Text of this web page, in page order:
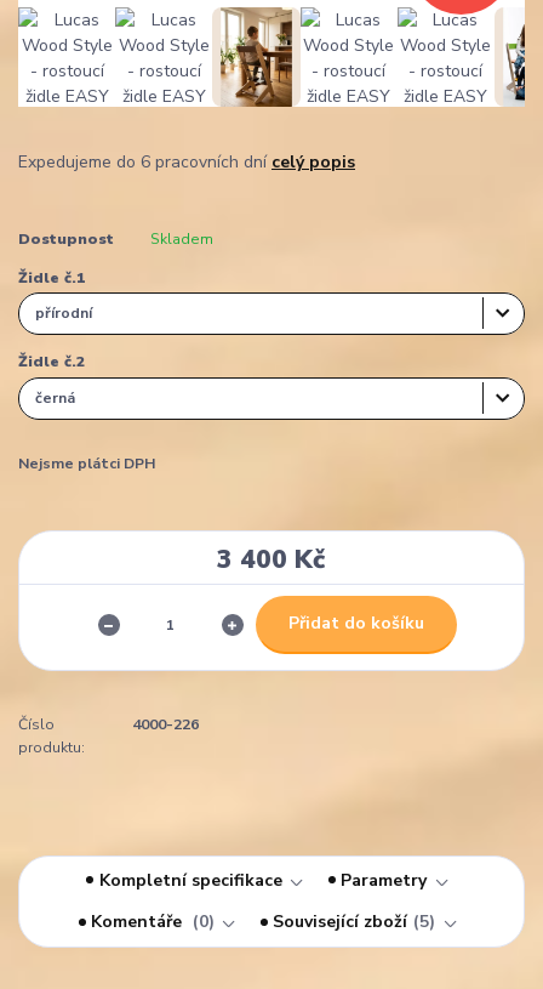
Expedujeme do 6 pracovních dní celý popis
Dostupnost Skladem
Židle č.1
Židle č.2
Nejsme plátci DPH
3 400 Kč
Přidat do košíku
Číslo
produktu:
4000-226
Kompletní specifikace
Parametry
Komentáře
0 Související zboží 5